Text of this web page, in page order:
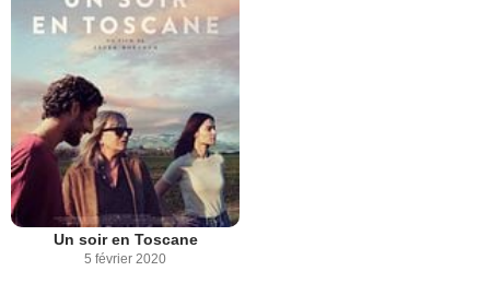
Un soir en Toscane
5 février 2020